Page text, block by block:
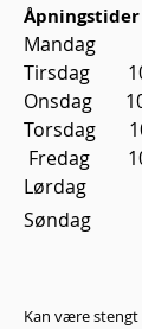
Åpningstider
Tirsdag
Onsdag
Torsdag
Fredag
Lørdag
Kan være stengt